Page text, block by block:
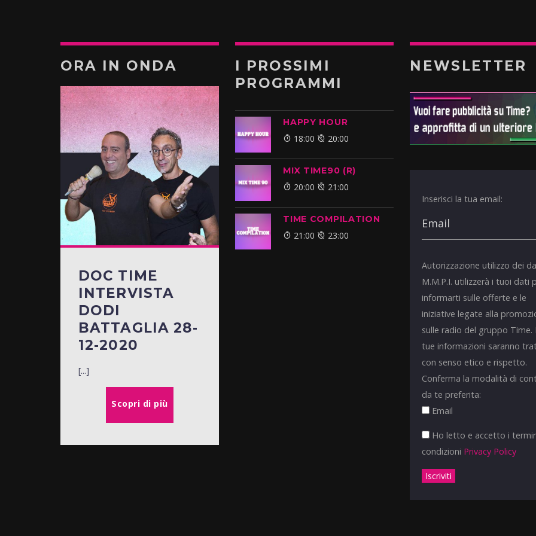
ORA IN ONDA
DOC TIME
INTERVISTA
DODI
BATTAGLIA 28-
12-2020
[...]
Scopri di più
I PROSSIMI
PROGRAMMI
HAPPY HOUR
18:00 20:00
MIX TIME90 (R)
20:00 21:00
TIME COMPILATION
21:00 23:00
NEWSLETTER
Inserisci la tua email:
Autorizzazione utilizzo dei
M.M.P.I. utilizzerà i tuoi dati
informarti sulle offerte e le
iniziative legate alla
sulle radio del gruppo Time.
tue informazioni saranno
con senso etico e rispetto.
Conferma la modalità di
da te preferita:
Email
Ho letto e accetto i
condizioni Privacy Policy